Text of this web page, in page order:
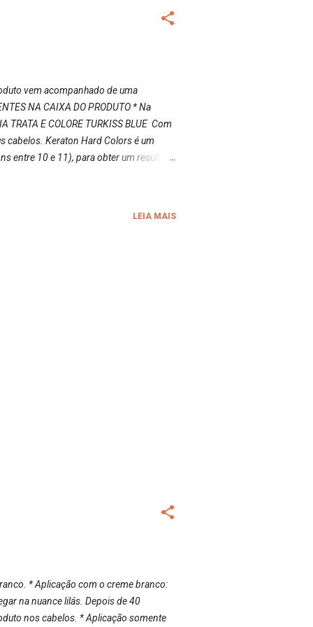
vem acompanhado de uma
NA CAIXA DO PRODUTO * Na
E COLORE TURKISS BLUE Com
cabelos. Keraton Hard Colors é um
entre 10 e 11), para obter um resultado
LEIA MAIS
* Aplicação com o creme branco:
na nuance lilás. Depois de 40
nos cabelos. * Aplicação somente